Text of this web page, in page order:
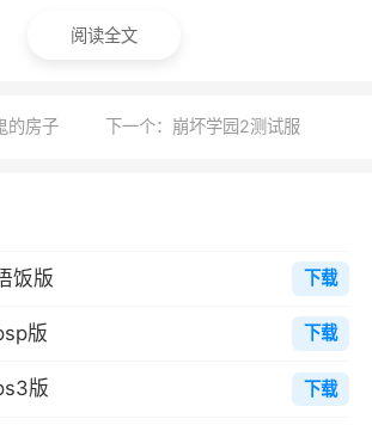
的虚拟角色，也可以在大型游戏
排名之争。没有Wi-Fi无线网络环
和判定进行了改良与修正，重新
猜错的话，这个模式的灵感应该
知名的动作游戏鬼泣
阅读全文
的房子 下一个：崩坏学园2测试服
饭版 下载
版 下载
版 下载